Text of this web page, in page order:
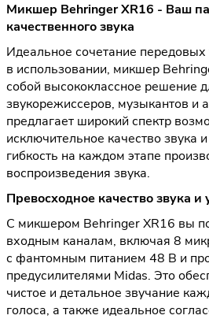
Микшер Behringer XR16 - Ваш
качественного звука
Идеальное сочетание передовых
в использовании, микшер
собой высококлассное решение
звукорежиссеров, музыкантов и
предлагает широкий спектр
исключительное качество звука
гибкость на каждом этапе
воспроизведения звука.
Превосходное качество звука
С микшером Behringer XR16 вы
входным каналам, включая 8
с фантомным питанием 48 В и
предусилителями Midas. Это
чистое и детальное звучание
голоса, а также идеальное